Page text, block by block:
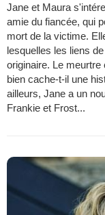
Jane et Maura
amie du fiancée, qui
mort de la victime.
lesquelles les liens
originaire. Le
bien cache-t-il une
ailleurs, Jane a un
Frankie et Frost...